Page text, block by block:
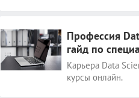
Профессия
гайд по
Карьера Data
курсы онлайн.